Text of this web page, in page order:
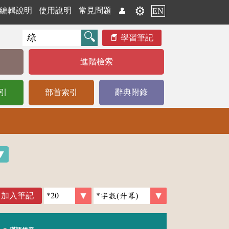
輯說明 使用說明 常見問題 👤 ⚙️ EN
學習筆記
進階檢索
部首索引 辭典附錄
加入筆記